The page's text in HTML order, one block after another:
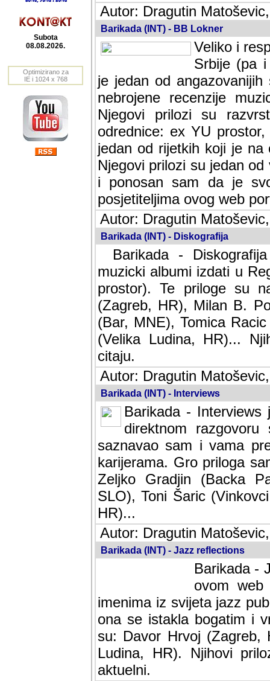
Subota
08.08.2026.
Optimizirano za
IE i 1024 x 768
Autor: Dragutin
Barikada (INT) - BB Lokner
Veliko i
Srbije (pa i
jedan od angazovanijih
nebrojene recenzije
Njegovi prilozi su
odrednice: ex YU
jedan od rijetkih koji je
Njegovi prilozi su jedan
i ponosan sam da je
posjetiteljima ovog web
Autor: Dragutin
Barikada (INT) - Diskografija
Barikada -
muzicki albumi izdati u
prostor). Te priloge su
(Zagreb, HR), Milan B.
(Bar, MNE), Tomica
(Velika Ludina, HR)...
citaju.
Autor: Dragutin
Barikada (INT) - Interviews
Barikada -
direktnom
saznavao sam i vama
karijerama. Gro priloga
Zeljko Gradjin (Backa
SLO), Toni Šaric
HR)...
Autor: Dragutin
Barikada (INT) - Jazz reflections
Barikada -
ovom web
imenima iz svijeta jazz
ona se istakla bogatim i
su: Davor Hrvoj (Zagreb,
Ludina, HR). Njihovi
aktuelni.